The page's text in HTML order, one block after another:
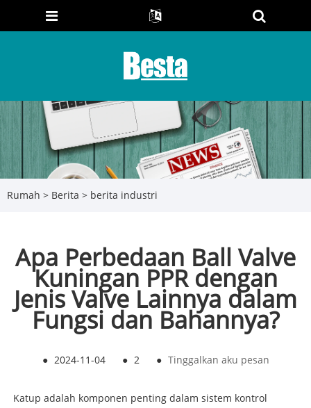
Rumah > Berita > berita industri
Apa Perbedaan Ball Valve
Kuningan PPR dengan
Jenis Valve Lainnya dalam
Fungsi dan Bahannya?
● 2024-11-04 ● 2 ● Tinggalkan aku pesan
Katup adalah komponen penting dalam sistem kontrol